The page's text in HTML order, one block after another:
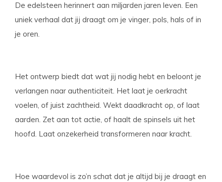
De edelsteen herinnert aan miljarden jaren leven. Een
uniek verhaal dat jij draagt om je vinger, pols, hals of in
je oren.
Het ontwerp biedt dat wat jij nodig hebt en beloont je
verlangen naar authenticiteit. Het laat je oerkracht
voelen, of juist zachtheid. Wekt daadkracht op, of laat
aarden. Zet aan tot actie, of haalt de spinsels uit het
hoofd. Laat onzekerheid transformeren naar kracht.
Hoe waardevol is zo’n schat dat je altijd bij je draagt en